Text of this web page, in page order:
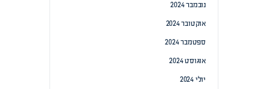
נובמבר 2024
אוקטובר 2024
ספטמבר 2024
אוגוסט 2024
יולי 2024